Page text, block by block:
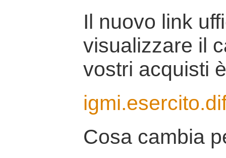
Il nuovo link
visualizzare il
vostri acquisti
Cosa cambia